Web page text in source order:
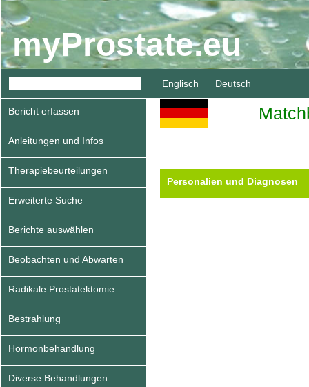
myProstate.eu
Englisch Deutsch
Bericht erfassen
Anleitungen und Infos
Therapiebeurteilungen
Erweiterte Suche
Berichte auswählen
Beobachten und Abwarten
Radikale Prostatektomie
Bestrahlung
Hormonbehandlung
Diverse Behandlungen
Personalien und Diagnosen